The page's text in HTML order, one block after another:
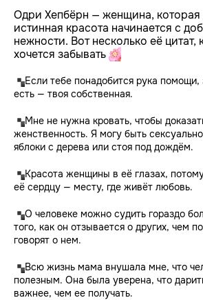
Одри Хепбёрн — женщина, которая
истинная красота начинается с
нежности. Вот несколько её цитат,
хочется забывать
Если тебе понадобится рука помощи,
есть — твоя собственная.
Мне не нужна кровать, чтобы
женственность. Я могу быть
яблоки с дерева или стоя под дождём.
Красота женщины в её глазах,
её сердцу — месту, где живёт любовь.
О человеке можно судить гораздо
того, как он отзывается о других, чем
говорят о нем.
Всю жизнь мама внушала мне, что
полезным. Она была уверена, что
важнее, чем ее получать.